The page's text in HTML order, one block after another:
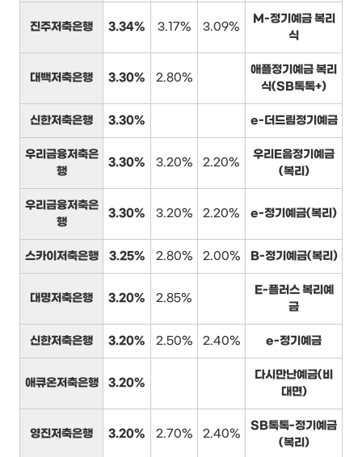
진주저축은행 3.34% 3.17% 3.09%
M-정기예금 복리
식
대백저축은행 3.30% 2.80%
애플정기예금 복리
식(SB톡톡+)
신한저축은행 3.30% e-더드림정기예금
우리금융저축은
행
3.30% 3.20% 2.20%
우리E음정기예금
(복리)
우리금융저축은
행
3.30% 3.20% 2.20% e-정기예금(복리)
스카이저축은행 3.25% 2.80% 2.00% B-정기예금(복리)
대명저축은행 3.20% 2.85%
E-플러스 복리예
금
신한저축은행 3.20% 2.50% 2.40% e-정기예금
애큐온저축은행 3.20%
다시만난예금(비
대면)
영진저축은행 3.20% 2.70% 2.40%
SB톡톡-정기예금
(복리)